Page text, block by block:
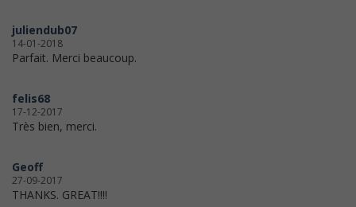
juliendub07
14-01-2018
Parfait. Merci beaucoup.
felis68
17-12-2017
Très bien, merci.
Geoff
27-09-2017
THANKS. GREAT!!!!